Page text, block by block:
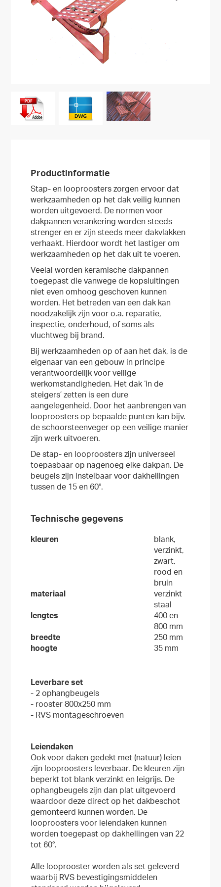
Productinformatie
Stap- en looproosters zorgen ervoor dat
werkzaamheden op het dak veilig kunnen
worden uitgevoerd. De normen voor
dakpannen verankering worden steeds
strenger en er zijn steeds meer dakvlakken
verhaakt. Hierdoor wordt het lastiger om
werkzaamheden op het dak uit te voeren.
Veelal worden keramische dakpannen
toegepast die vanwege de kopsluitingen
niet even omhoog geschoven kunnen
worden. Het betreden van een dak kan
noodzakelijk zijn voor o.a. reparatie,
inspectie, onderhoud, of soms als
vluchtweg bij brand.
Bij werkzaamheden op of aan het dak, is de
eigenaar van een gebouw in principe
verantwoordelijk voor veilige
werkomstandigheden. Het dak ‘in de
steigers’ zetten is een dure
aangelegenheid. Door het aanbrengen van
looproosters op bepaalde punten kan bijv.
de schoorsteenveger op een veilige manier
zijn werk uitvoeren.
De stap- en looproosters zijn universeel
toepasbaar op nagenoeg elke dakpan. De
beugels zijn instelbaar voor dakhellingen
tussen de 15 en 60°.
Technische gegevens
kleuren
blank,
verzinkt,
zwart,
rood en
bruin
materiaal
verzinkt
staal
lengtes
400 en
800 mm
breedte
250 mm
hoogte
35 mm
Leverbare set
- 2 ophangbeugels
- rooster 800x250 mm
- RVS montageschroeven
Leiendaken
Ook voor daken gedekt met (natuur) leien
zijn looproosters leverbaar. De kleuren zijn
beperkt tot blank verzinkt en leigrijs. De
ophangbeugels zijn dan plat uitgevoerd
waardoor deze direct op het dakbeschot
gemonteerd kunnen worden. De
looproosters voor leiendaken kunnen
worden toegepast op dakhellingen van 22
tot 60°.
Alle looprooster worden als set geleverd
waarbij RVS bevestigingsmiddelen